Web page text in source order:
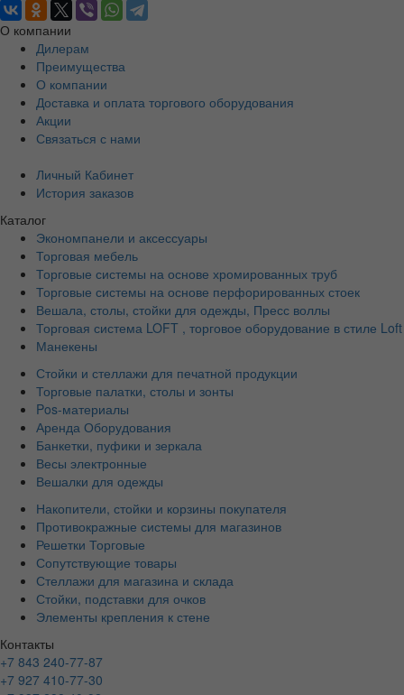
О компании
Дилерам
Преимущества
О компании
Доставка и оплата торгового оборудования
Акции
Связаться с нами
Личный Кабинет
История заказов
Каталог
Экономпанели и аксессуары
Торговая мебель
Торговые системы на основе хромированных труб
Торговые системы на основе перфорированных стоек
Вешала, столы, стойки для одежды, Пресс воллы
Торговая система LOFT , торговое оборудование в стиле Loft
Манекены
Стойки и стеллажи для печатной продукции
Торговые палатки, столы и зонты
Pos-материалы
Аренда Оборудования
Банкетки, пуфики и зеркала
Весы электронные
Вешалки для одежды
Накопители, стойки и корзины покупателя
Противокражные системы для магазинов
Решетки Торговые
Сопутствующие товары
Стеллажи для магазина и склада
Стойки, подставки для очков
Элементы крепления к стене
Контакты
+7 843 240-77-87
+7 927 410-77-30